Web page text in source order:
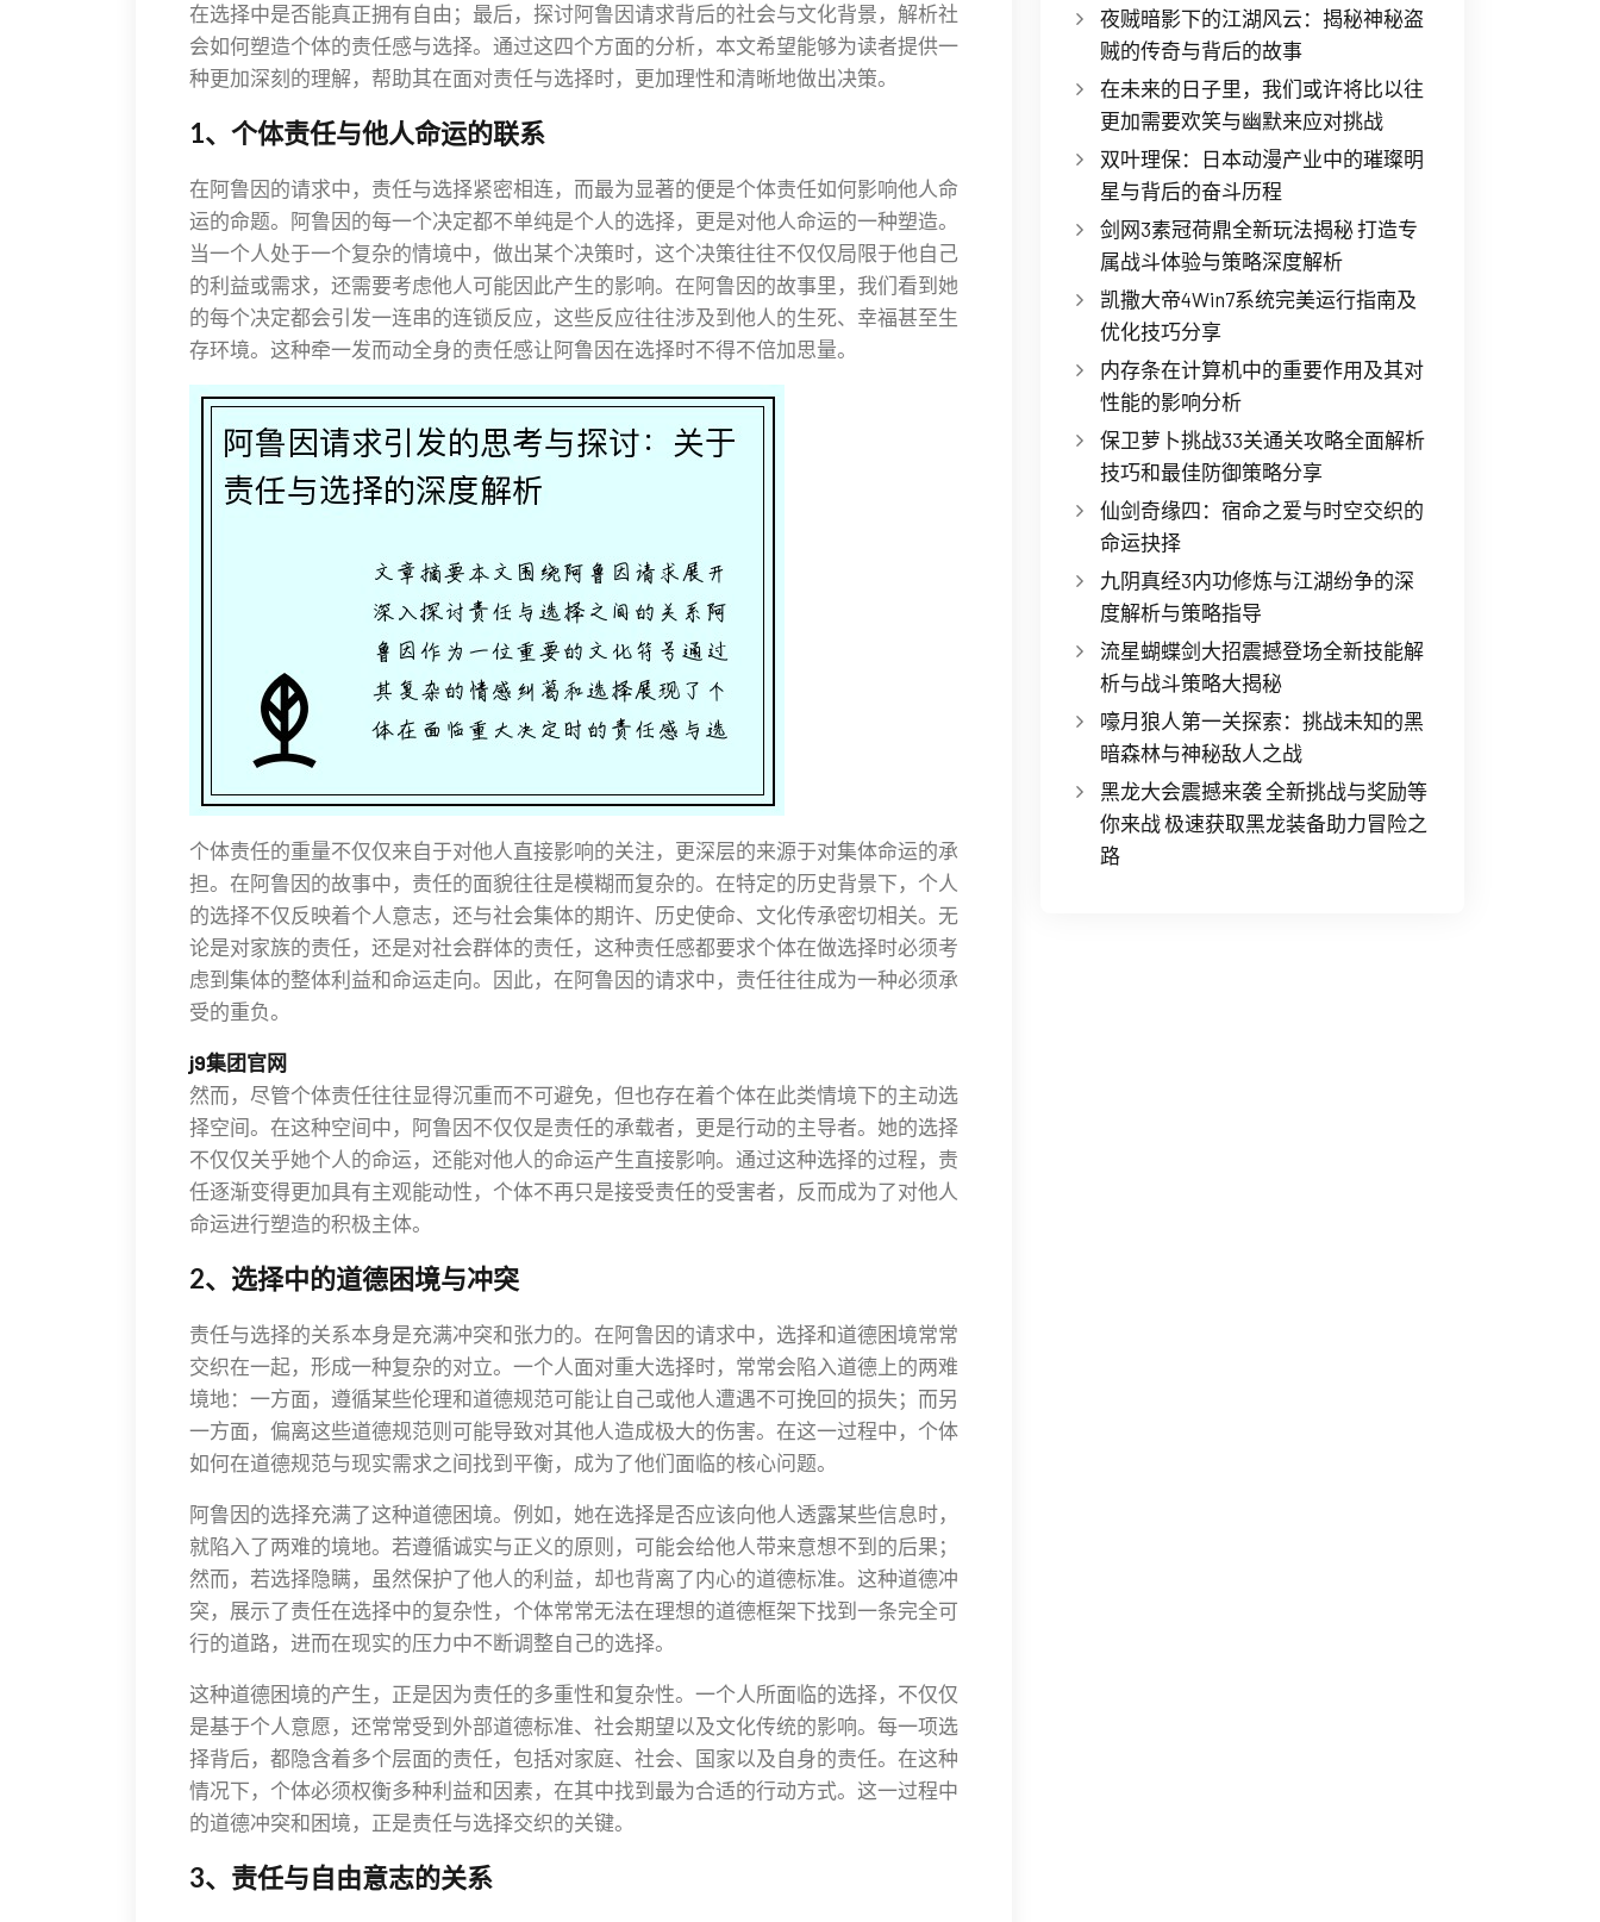
在选择中是否能真正拥有自由；最后，探讨阿鲁因请求背后的社会与文化背景，解析社
会如何塑造个体的责任感与选择。通过这四个方面的分析，本文希望能够为读者提供一
种更加深刻的理解，帮助其在面对责任与选择时，更加理性和清晰地做出决策。
1、个体责任与他人命运的联系
在阿鲁因的请求中，责任与选择紧密相连，而最为显著的便是个体责任如何影响他人命
运的命题。阿鲁因的每一个决定都不单纯是个人的选择，更是对他人命运的一种塑造。
当一个人处于一个复杂的情境中，做出某个决策时，这个决策往往不仅仅局限于他自己
的利益或需求，还需要考虑他人可能因此产生的影响。在阿鲁因的故事里，我们看到她
的每个决定都会引发一连串的连锁反应，这些反应往往涉及到他人的生死、幸福甚至生
存环境。这种牵一发而动全身的责任感让阿鲁因在选择时不得不倍加思量。
个体责任的重量不仅仅来自于对他人直接影响的关注，更深层的来源于对集体命运的承
担。在阿鲁因的故事中，责任的面貌往往是模糊而复杂的。在特定的历史背景下，个人
的选择不仅反映着个人意志，还与社会集体的期许、历史使命、文化传承密切相关。无
论是对家族的责任，还是对社会群体的责任，这种责任感都要求个体在做选择时必须考
虑到集体的整体利益和命运走向。因此，在阿鲁因的请求中，责任往往成为一种必须承
受的重负。
j9集团官网
然而，尽管个体责任往往显得沉重而不可避免，但也存在着个体在此类情境下的主动选
择空间。在这种空间中，阿鲁因不仅仅是责任的承载者，更是行动的主导者。她的选择
不仅仅关乎她个人的命运，还能对他人的命运产生直接影响。通过这种选择的过程，责
任逐渐变得更加具有主观能动性，个体不再只是接受责任的受害者，反而成为了对他人
命运进行塑造的积极主体。
2、选择中的道德困境与冲突
责任与选择的关系本身是充满冲突和张力的。在阿鲁因的请求中，选择和道德困境常常
交织在一起，形成一种复杂的对立。一个人面对重大选择时，常常会陷入道德上的两难
境地：一方面，遵循某些伦理和道德规范可能让自己或他人遭遇不可挽回的损失；而另
一方面，偏离这些道德规范则可能导致对其他人造成极大的伤害。在这一过程中，个体
如何在道德规范与现实需求之间找到平衡，成为了他们面临的核心问题。
阿鲁因的选择充满了这种道德困境。例如，她在选择是否应该向他人透露某些信息时，
就陷入了两难的境地。若遵循诚实与正义的原则，可能会给他人带来意想不到的后果；
然而，若选择隐瞒，虽然保护了他人的利益，却也背离了内心的道德标准。这种道德冲
突，展示了责任在选择中的复杂性，个体常常无法在理想的道德框架下找到一条完全可
行的道路，进而在现实的压力中不断调整自己的选择。
这种道德困境的产生，正是因为责任的多重性和复杂性。一个人所面临的选择，不仅仅
是基于个人意愿，还常常受到外部道德标准、社会期望以及文化传统的影响。每一项选
择背后，都隐含着多个层面的责任，包括对家庭、社会、国家以及自身的责任。在这种
情况下，个体必须权衡多种利益和因素，在其中找到最为合适的行动方式。这一过程中
的道德冲突和困境，正是责任与选择交织的关键。
3、责任与自由意志的关系
夜贼暗影下的江湖风云：揭秘神秘盗
贼的传奇与背后的故事
在未来的日子里，我们或许将比以往
更加需要欢笑与幽默来应对挑战
双叶理保：日本动漫产业中的璀璨明
星与背后的奋斗历程
剑网3素冠荷鼎全新玩法揭秘 打造专
属战斗体验与策略深度解析
凯撒大帝4Win7系统完美运行指南及
优化技巧分享
内存条在计算机中的重要作用及其对
性能的影响分析
保卫萝卜挑战33关通关攻略全面解析
技巧和最佳防御策略分享
仙剑奇缘四：宿命之爱与时空交织的
命运抉择
九阴真经3内功修炼与江湖纷争的深
度解析与策略指导
流星蝴蝶剑大招震撼登场全新技能解
析与战斗策略大揭秘
嚎月狼人第一关探索：挑战未知的黑
暗森林与神秘敌人之战
黑龙大会震撼来袭 全新挑战与奖励等
你来战 极速获取黑龙装备助力冒险之
路